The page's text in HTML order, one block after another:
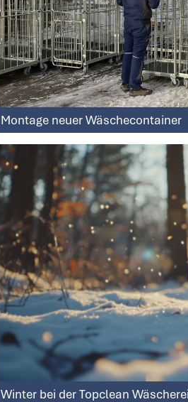
Montage neuer Wäschecontainer
Winter bei der Topclean Wäscherei